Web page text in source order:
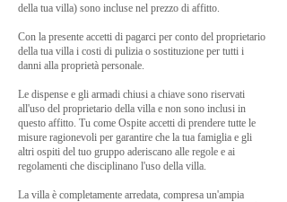
della tua villa) sono incluse nel prezzo di affitto.
Con la presente accetti di pagarci per conto del proprietario
della tua villa i costi di pulizia o sostituzione per tutti i
danni alla proprietà personale.
Le dispense e gli armadi chiusi a chiave sono riservati
all'uso del proprietario della villa e non sono inclusi in
questo affitto. Tu come Ospite accetti di prendere tutte le
misure ragionevoli per garantire che la tua famiglia e gli
altri ospiti del tuo gruppo aderiscano alle regole e ai
regolamenti che disciplinano l'uso della villa.
La villa è completamente arredata, compresa un'ampia